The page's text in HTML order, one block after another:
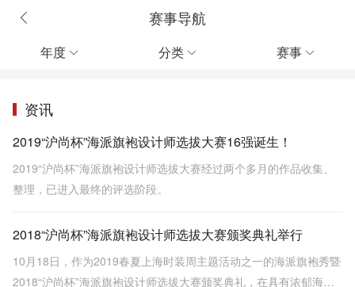
赛事导航
年度  分类  赛事 
资讯
2019“沪尚杯”海派旗袍设计师选拔大赛16强诞生！
2019“沪尚杯”海派旗袍设计师选拔大赛经过两个多月的作品收集、
整理，已进入最终的评选阶段。
2018“沪尚杯”海派旗袍设计师选拔大赛颁奖典礼举行
10月18日，作为2019春夏上海时装周主题活动之一的海派旗袍秀暨
2018“沪尚杯”海派旗袍设计师选拔大赛颁奖典礼，在具有浓郁海派